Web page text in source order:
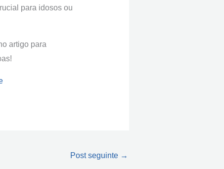
para idosos ou
artigo para
Post seguinte →